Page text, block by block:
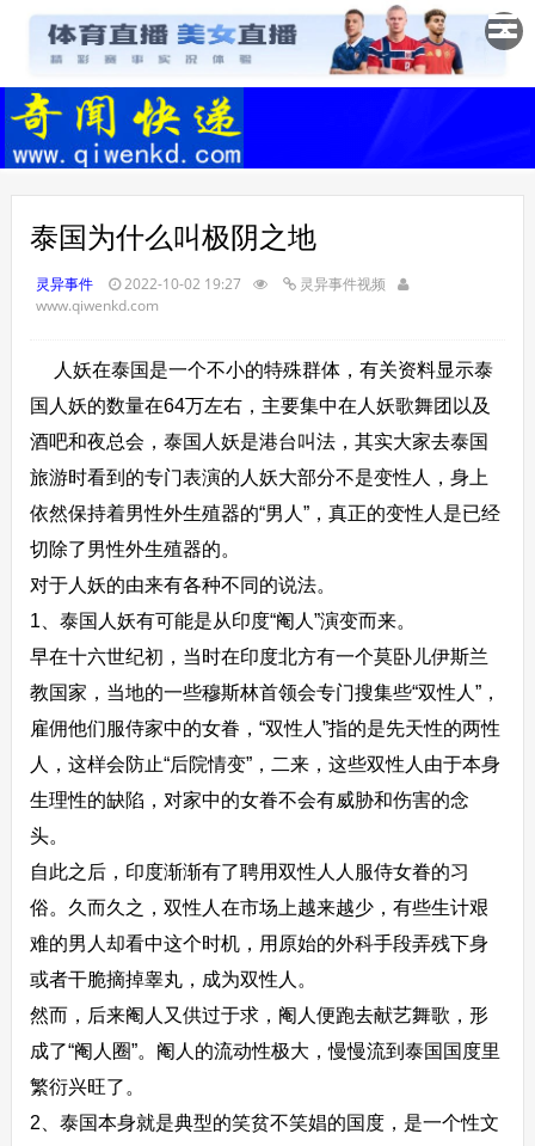
✕
泰国为什么叫极阴之地
灵异事件 2022-10-02 19:27
灵异事件视频
www.qiwenkd.com
人妖在泰国是一个不小的特殊群体，有关资料显示泰
国人妖的数量在64万左右，主要集中在人妖歌舞团以及
酒吧和夜总会，泰国人妖是港台叫法，其实大家去泰国
旅游时看到的专门表演的人妖大部分不是变性人，身上
依然保持着男性外生殖器的“男人”，真正的变性人是已经
切除了男性外生殖器的。
对于人妖的由来有各种不同的说法。
1、泰国人妖有可能是从印度“阉人”演变而来。
早在十六世纪初，当时在印度北方有一个莫卧儿伊斯兰
教国家，当地的一些穆斯林首领会专门搜集些“双性人”，
雇佣他们服侍家中的女眷，“双性人”指的是先天性的两性
人，这样会防止“后院情变”，二来，这些双性人由于本身
生理性的缺陷，对家中的女眷不会有威胁和伤害的念
头。
自此之后，印度渐渐有了聘用双性人人服侍女眷的习
俗。久而久之，双性人在市场上越来越少，有些生计艰
难的男人却看中这个时机，用原始的外科手段弄残下身
或者干脆摘掉睾丸，成为双性人。
然而，后来阉人又供过于求，阉人便跑去献艺舞歌，形
成了“阉人圈”。阉人的流动性极大，慢慢流到泰国国度里
繁衍兴旺了。
2、泰国本身就是典型的笑贫不笑娼的国度，是一个性文